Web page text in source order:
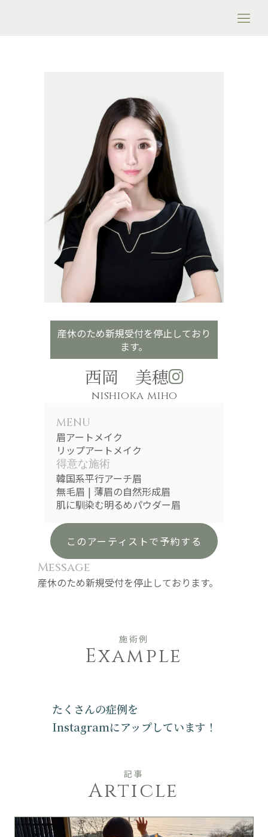
産休のため新規受付を停止しており
ます。
西岡 美穂
nishioka miho
MENU
眉アートメイク
リップアートメイク
得意な施術
韓国系平行アーチ眉
無毛眉 | 薄眉の自然形成眉
肌に馴染む明るめパウダー眉
このアーティストで予約する
Message
産休のため新規受付を停止しております。
施術例
Example
たくさんの症例を
Instagramにアップしています！
記事
Article